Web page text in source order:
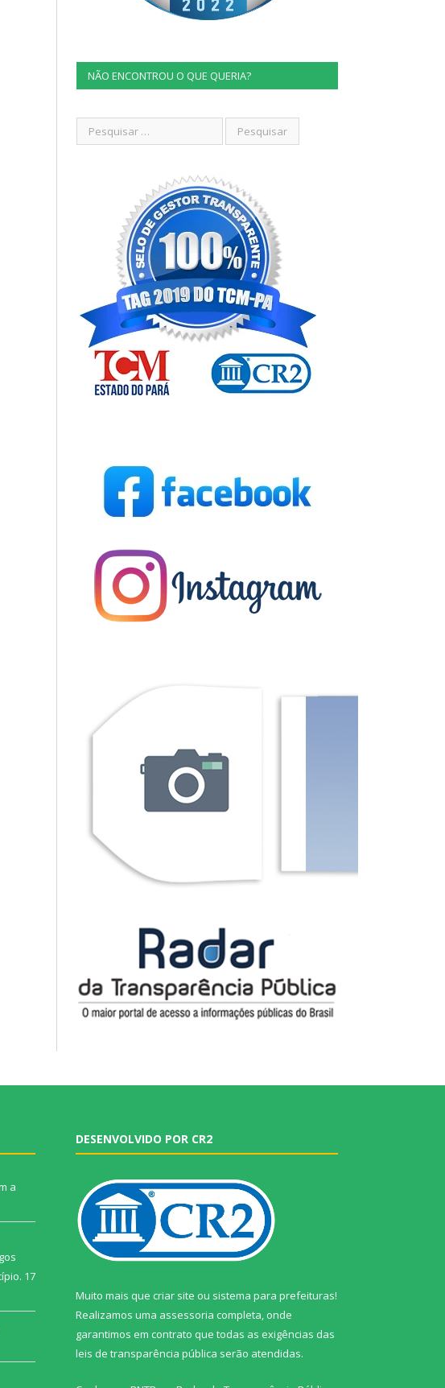
NÃO ENCONTROU O QUE QUERIA?
a
17
DESENVOLVIDO POR CR2
Muito mais que criar site ou sistema para prefeituras!
Realizamos uma assessoria completa, onde
garantimos em contrato que todas as exigências das
leis de transparência pública serão atendidas.